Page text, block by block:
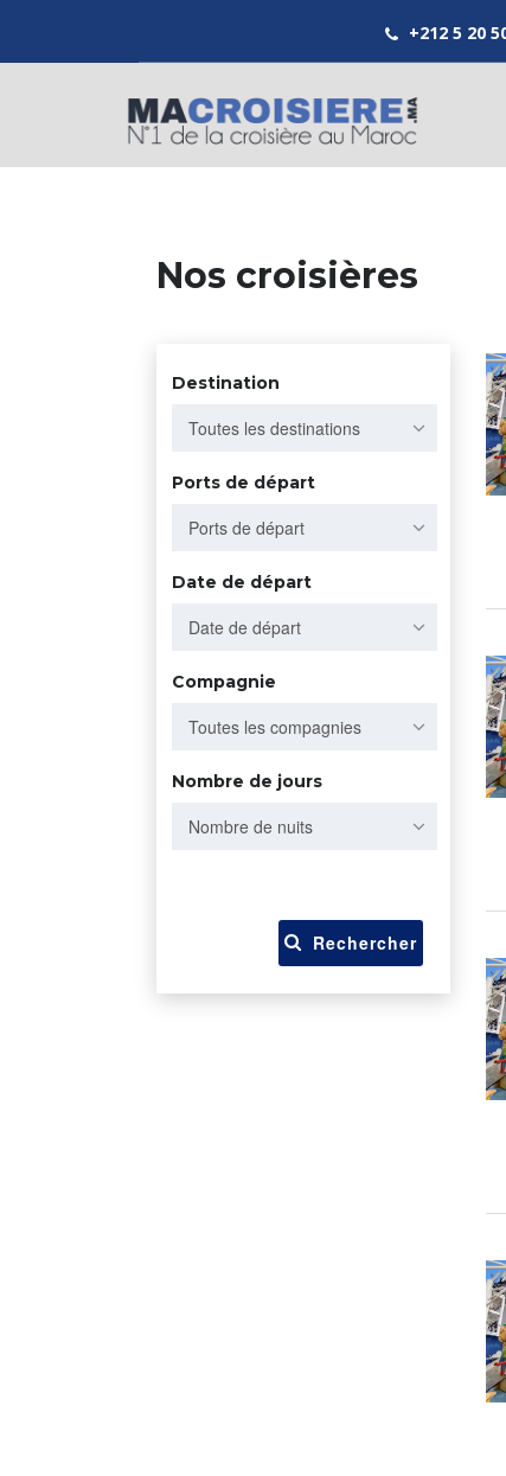
+212 5 20
Nos croisières
Destination
Toutes les destinations
Ports de départ
Ports de départ
Date de départ
Date de départ
Compagnie
Toutes les compagnies
Nombre de jours
Nombre de nuits
Rechercher